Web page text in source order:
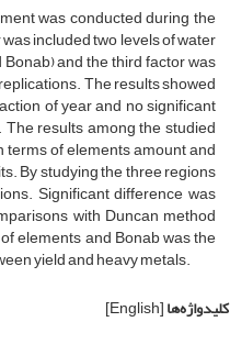
was conducted during the
included two levels of water
and the third factor was
The results showed
of year and no significant
results among the studied
of elements amount and
By studying the three regions
Significant difference was
with Duncan method
elements and Bonab was the
yield and heavy metals.
کلیدواژه‌ها[English]